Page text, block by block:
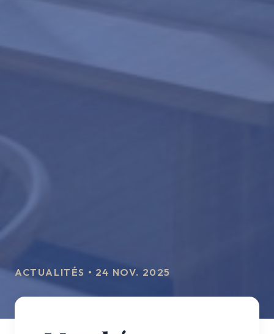
ACTUALITÉS • 24 NOV. 2025